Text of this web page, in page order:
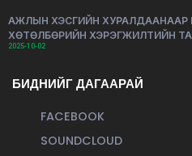
АЖЛЫН ХЭСГИЙН ХУРАЛДААНААР
ХӨТӨЛБӨРИЙН ХЭРЭГЖИЛТИЙН
2025-10-02
БИДНИЙГ ДАГААРАЙ
FACEBOOK
SOUNDCLOUD